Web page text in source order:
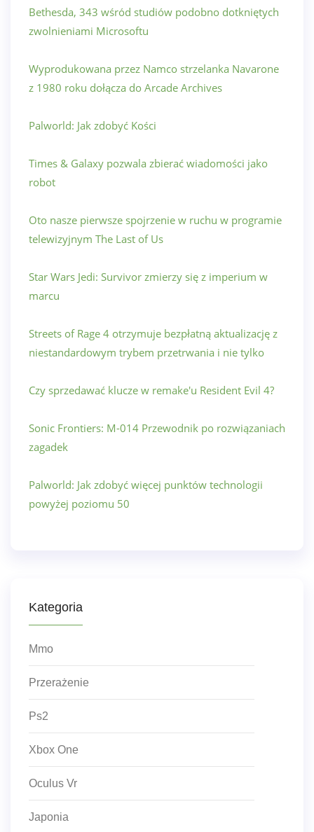
Bethesda, 343 wśród studiów podobno dotkniętych
zwolnieniami Microsoftu
Wyprodukowana przez Namco strzelanka Navarone
z 1980 roku dołącza do Arcade Archives
Palworld: Jak zdobyć Kości
Times & Galaxy pozwala zbierać wiadomości jako
robot
Oto nasze pierwsze spojrzenie w ruchu w programie
telewizyjnym The Last of Us
Star Wars Jedi: Survivor zmierzy się z imperium w
marcu
Streets of Rage 4 otrzymuje bezpłatną aktualizację z
niestandardowym trybem przetrwania i nie tylko
Czy sprzedawać klucze w remake'u Resident Evil 4?
Sonic Frontiers: M-014 Przewodnik po rozwiązaniach
zagadek
Palworld: Jak zdobyć więcej punktów technologii
powyżej poziomu 50
Kategoria
Mmo
Przerażenie
Ps2
Xbox One
Oculus Vr
Japonia